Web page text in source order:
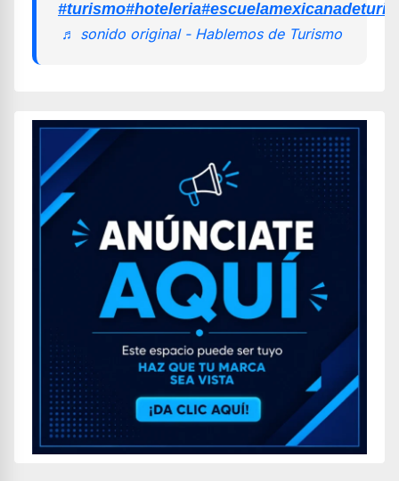
#turismo#hoteleria
♬ sonido original - Hablemos de Turismo